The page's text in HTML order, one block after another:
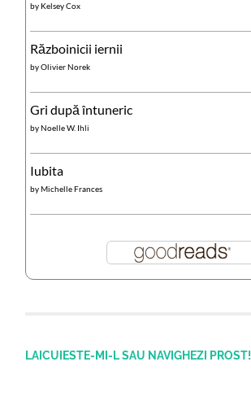
by Kelsey Cox
Războinicii iernii
byOlivier Norek
Gri după întuneric
byNoelle W. Ihli
Iubita
byMichelle Frances
LAICUIESTE-MI-L SAU NAVIGHEZI PROST!